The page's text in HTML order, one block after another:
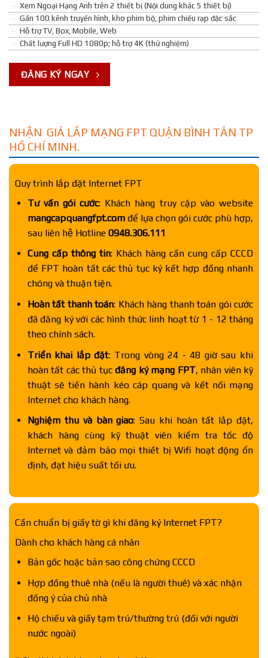
Xem Ngoại Hạng Anh trên 2 thiết bị (Nội dung khác 5 thiết bị)
Gần 100 kênh truyền hình, kho phim bộ, phim chiếu rạp đặc sắc
Hỗ trợ TV, Box, Mobile, Web
Chất lượng Full HD 1080p; hỗ trợ 4K (thử nghiệm)
ĐĂNG KÝ NGAY
NHẬN GIÁ LẮP MẠNG FPT QUẬN BÌNH TÂN TP
HỒ CHÍ MINH.
Quy trình lắp đặt Internet FPT
Tư vấn gói cước: Khách hàng truy cập vào website
mangcapquangfpt.comđể lựa chọn gói cước phù hợp,
sau liên hệ Hotline 0948.306.111
Cung cấp thông tin: Khách hàng cần cung cấp CCCD
để FPT hoàn tất các thủ tục ký kết hợp đồng nhanh
chóng và thuận tiện.
Hoàn tất thanh toán: Khách hàng thanh toán gói cước
đã đăng ký với các hình thức linh hoạt từ 1 - 12 tháng
theo chính sách.
Triển khai lắp đặt: Trong vòng 24 - 48 giờ sau khi
hoàn tất các thủ tục đăng ký mạng FPT, nhân viên kỹ
thuật sẽ tiến hành kéo cáp quang và kết nối mạng
Internet cho khách hàng.
Nghiệm thu và bàn giao: Sau khi hoàn tất lắp đặt,
khách hàng cùng kỹ thuật viên kiểm tra tốc độ
Internet và đảm bảo mọi thiết bị Wifi hoạt động ổn
định, đạt hiệu suất tối ưu.
Cần chuẩn bị giấy tờ gì khi đăng ký Internet FPT?
Dành cho khách hàng cá nhân
Bản gốc hoặc bản sao công chứng CCCD
Hợp đồng thuê nhà (nếu là người thuê) và xác nhận
đồng ý của chủ nhà
Hộ chiếu và giấy tạm trú/thường trú (đối với người
nước ngoài)